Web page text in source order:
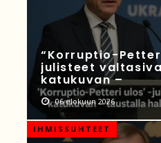
“Korruptio-
julisteet
katukuvan –
06 elokuun 2026
IHMISSUHTEET